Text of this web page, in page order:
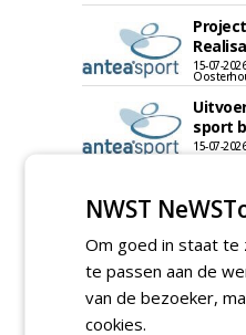
15-07-
sport
15-07-
09-07-
NWST
Om goed in staat te
te passen aan de
van de bezoeker,
cookies.